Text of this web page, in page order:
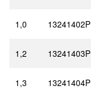
1,0 13241402P
1,2 13241403P
1,3 13241404P